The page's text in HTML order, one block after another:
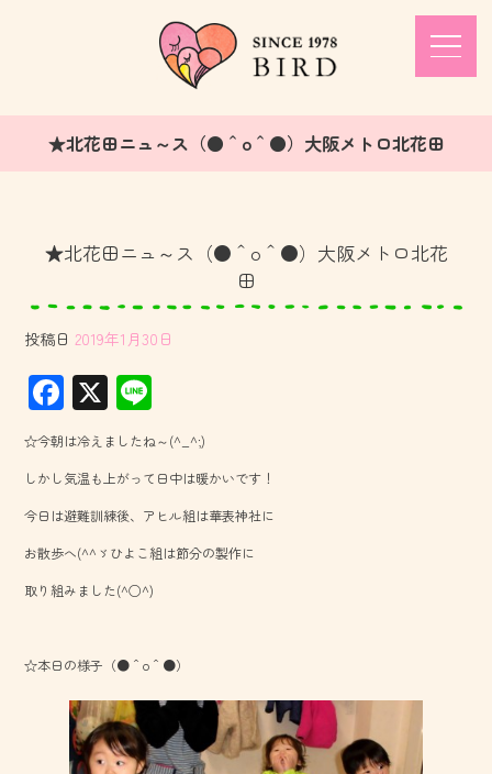
★北花田ニュ～ス（●＾o＾●）大阪メトロ北花田
★北花田ニュ～ス（●＾o＾●）大阪メトロ北花
田
投稿日 2019年1月30日
F
ac
e
b
o
ok
X
ne
☆今朝は冷えましたね～(^_^;)
しかし気温も上がって日中は暖かいです！
今日は避難訓練後、アヒル組は華表神社に
お散歩へ(^^ゞひよこ組は節分の製作に
取り組みました(^○^)
☆本日の様子（●＾o＾●）